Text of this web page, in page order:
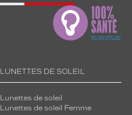
LUNETTES DE SOLEIL
Lunettes de soleil
Lunettes de soleil Femme